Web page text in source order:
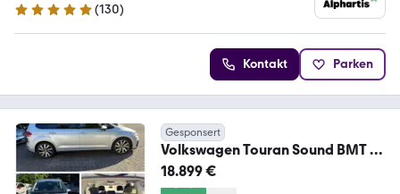
4.8 Sterne
(130)
Kontakt Parken
Gesponsert
Volkswagen Touran Sound BMT R-
Line ACC AHK 7 Sitzer
18.899 €